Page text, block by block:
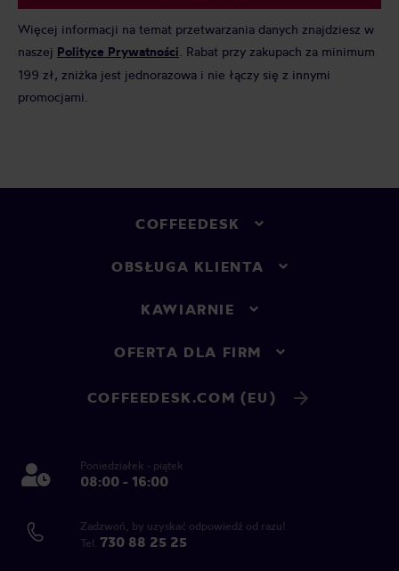
Więcej informacji na temat przetwarzania danych znajdziesz w
naszej Polityce Prywatności . Rabat przy zakupach za minimum
199 zł, zniżka jest jednorazowa i nie łączy się z innymi
promocjami.
COFFEEDESK
OBSŁUGA KLIENTA
KAWIARNIE
OFERTA DLA FIRM
COFFEEDESK.COM (EU)
Poniedziałek - piątek
08:00 - 16:00
Zadzwoń, by uzyskać odpowiedź od razu!
Tel. 730 88 25 25